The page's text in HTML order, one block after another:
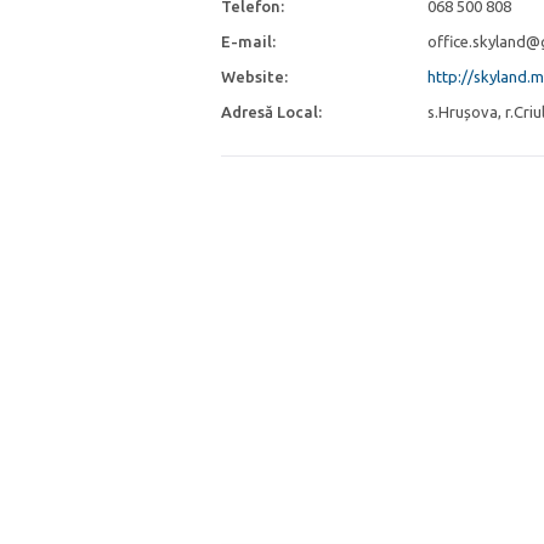
Telefon: 068 500 808
E-mail:
Website: http://
Adresă Local: s.Hrușova,